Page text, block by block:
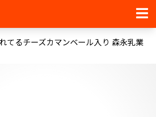
てるチーズカマンベール入り 森永乳業